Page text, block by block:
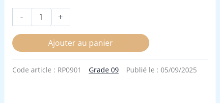
- +
Ajouter au panier
Code article : RP0901 Grade 09 Publié le : 05/09/2025